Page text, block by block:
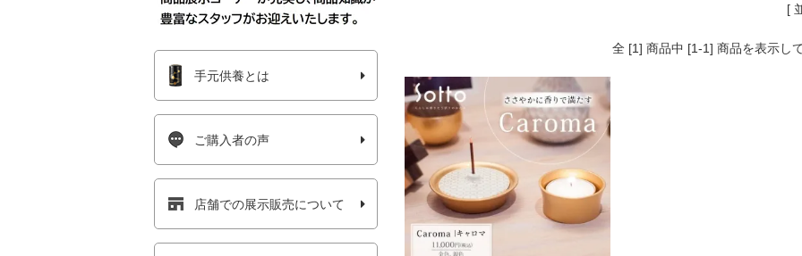
[
全 [1] 商品中 [1-1] 商品を表示し
手元供養とは
ご購入者の声
店舗での展示販売について